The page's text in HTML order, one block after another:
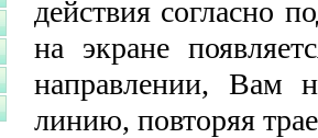
действия согласно
на экране
направлении, Вам
линию, повторяя